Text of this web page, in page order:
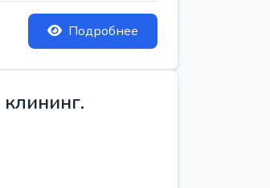
Подробнее